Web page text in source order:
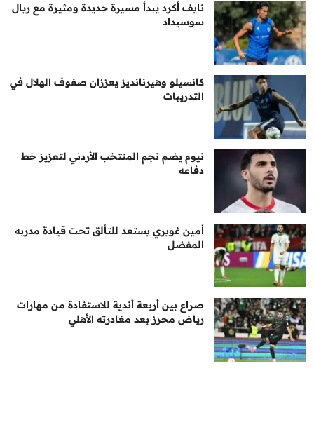
نايف أكرد يبدأ مسيرة جديدة ومثيرة مع ريال
سوسيداد
كانسيلو وهيرنانديز يعززان صفوف الهلال في
التدريبات
نيوم يضم نجم المنتخب الأردني لتعزيز خط
دفاعه
أمين غويري يستعد للتألق تحت قيادة مدربه
المفضل
صراع بين أربعة أندية للاستفادة من مهارات
رياض محرز بعد مغادرته الأهلي